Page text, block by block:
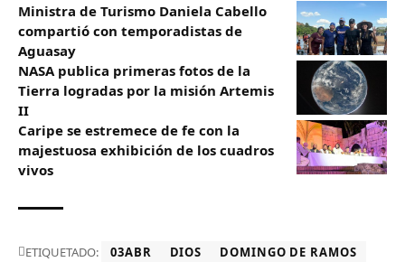
Ministra de Turismo Daniela Cabello
compartió con temporadistas de
Aguasay
NASA publica primeras fotos de la
Tierra logradas por la misión Artemis
II
Caripe se estremece de fe con la
majestuosa exhibición de los cuadros
vivos
ETIQUETADO: 03ABR DIOS
DOMINGO DE RAMOS